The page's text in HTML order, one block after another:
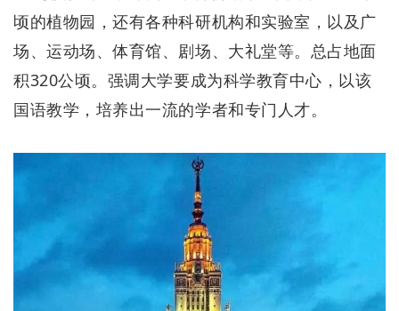
顷的植物园，还有各种科研机构和实验室，以及广
场、运动场、体育馆、剧场、大礼堂等。总占地面
积320公顷。强调大学要成为科学教育中心，以该
国语教学，培养出一流的学者和专门人才。